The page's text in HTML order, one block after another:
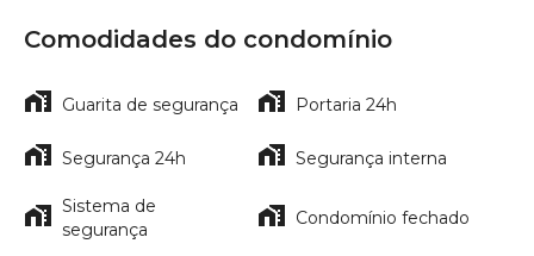
Comodidades do condomínio
Guarita de segurança Portaria 24h
Segurança 24h Segurança interna
Sistema de
segurança
Condomínio fechado